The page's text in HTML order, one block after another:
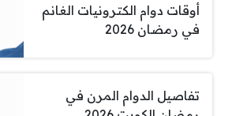
أوقات دوام الكترونيات الغانم
في رمضان 2026
تفاصيل الدوام المرن في